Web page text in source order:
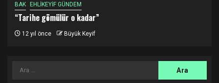
BAK EHLİKEYİF GÜNDEM
“Tarihe gömülür o kadar”
12 yıl önce Büyük Keyif
Arama: